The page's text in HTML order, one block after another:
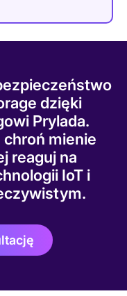
dzięki
Prylada.
mienie
reaguj na
IoT i